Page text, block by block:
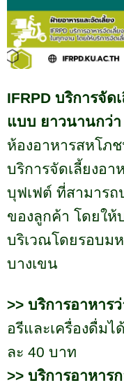
IFRPD บริการจัด
แบบ ยาวนานกว่า
ห้องอาหารสหโภ
บริการจัดเลี้ยงอา
บุฟเฟต์ ที่สามารถ
ของลูกค้า โดยให้
บริเวณโดยรอบม
บางเขน
>> บริการอาหารว่
อรีและเครื่องดื่มไ
ละ 40 บาท
>> บริการอาหาร